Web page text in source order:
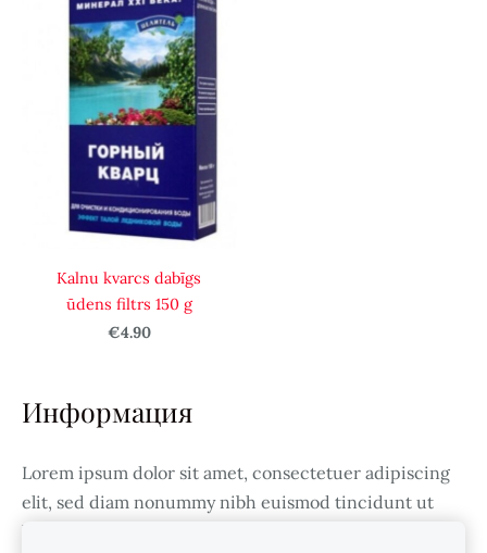
Информация
Lorem ipsum dolor sit amet, consectetuer adipiscing
elit, sed diam nonummy nibh euismod tincidunt ut
laoreet dolore magna aliquam erat volutpat.
Kalnu kvarcs dabīgs
ūdens filtrs 150 g
€4.90